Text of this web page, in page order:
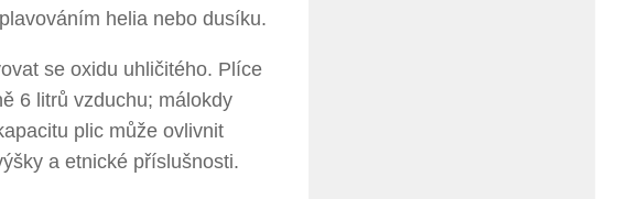
helia nebo dusíku.
se oxidu uhličitého. Plíce
6 litrů vzduchu; málokdy
plic může ovlivnit
a etnické příslušnosti.